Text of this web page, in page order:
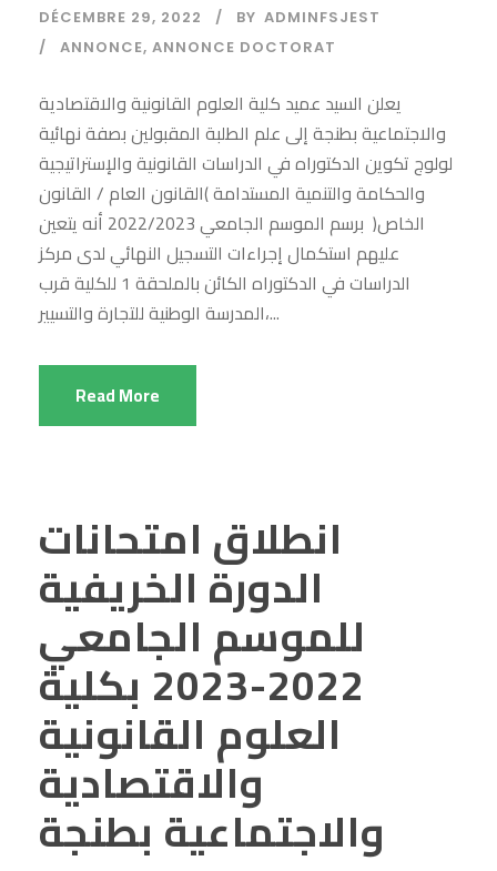
DÉCEMBRE 29, 2022 BY ADMINFSJEST
ANNONCE, ANNONCE DOCTORAT
يعلن السيد عميد كلية العلوم القانونية والاقتصادية
والاجتماعية بطنجة إلى علم الطلبة المقبولين بصفة نهائية
لولوج تكوين الدكتوراه في الدراسات القانونية والإستراتيجية
والحكامة والتنمية المستدامة )القانون العام / القانون
الخاص( برسم الموسم الجامعي 2022/2023 أنه يتعين
عليهم استكمال إجراءات التسجيل النهائي لدى مركز
الدراسات في الدكتوراه الكائن بالملحقة 1 للكلية قرب
المدرسة الوطنية للتجارة والتسيير،...
Read More
انطلاق امتحانات
الدورة الخريفية
للموسم الجامعي
2022-2023 بكلية
العلوم القانونية
والاقتصادية
والاجتماعية بطنجة